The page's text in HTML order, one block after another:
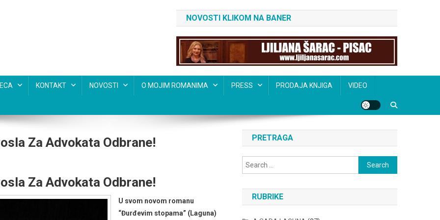
NOVOSTI KLIKOM NA BANER
KONTAKT NOVOSTI O MOJIM ROMANIMA PRESS PRODAJA KNJIGA VIDEO
Za Advokata Odbrane!
Za Advokata Odbrane!
U svom novom romanu
“Đurđevim stopama” (Laguna)
PRETRAGA
Search
for:
RUBRIKE